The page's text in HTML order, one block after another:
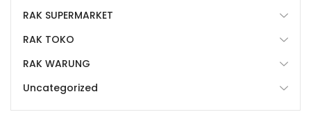
RAK SUPERMARKET
RAK TOKO
RAK WARUNG
Uncategorized